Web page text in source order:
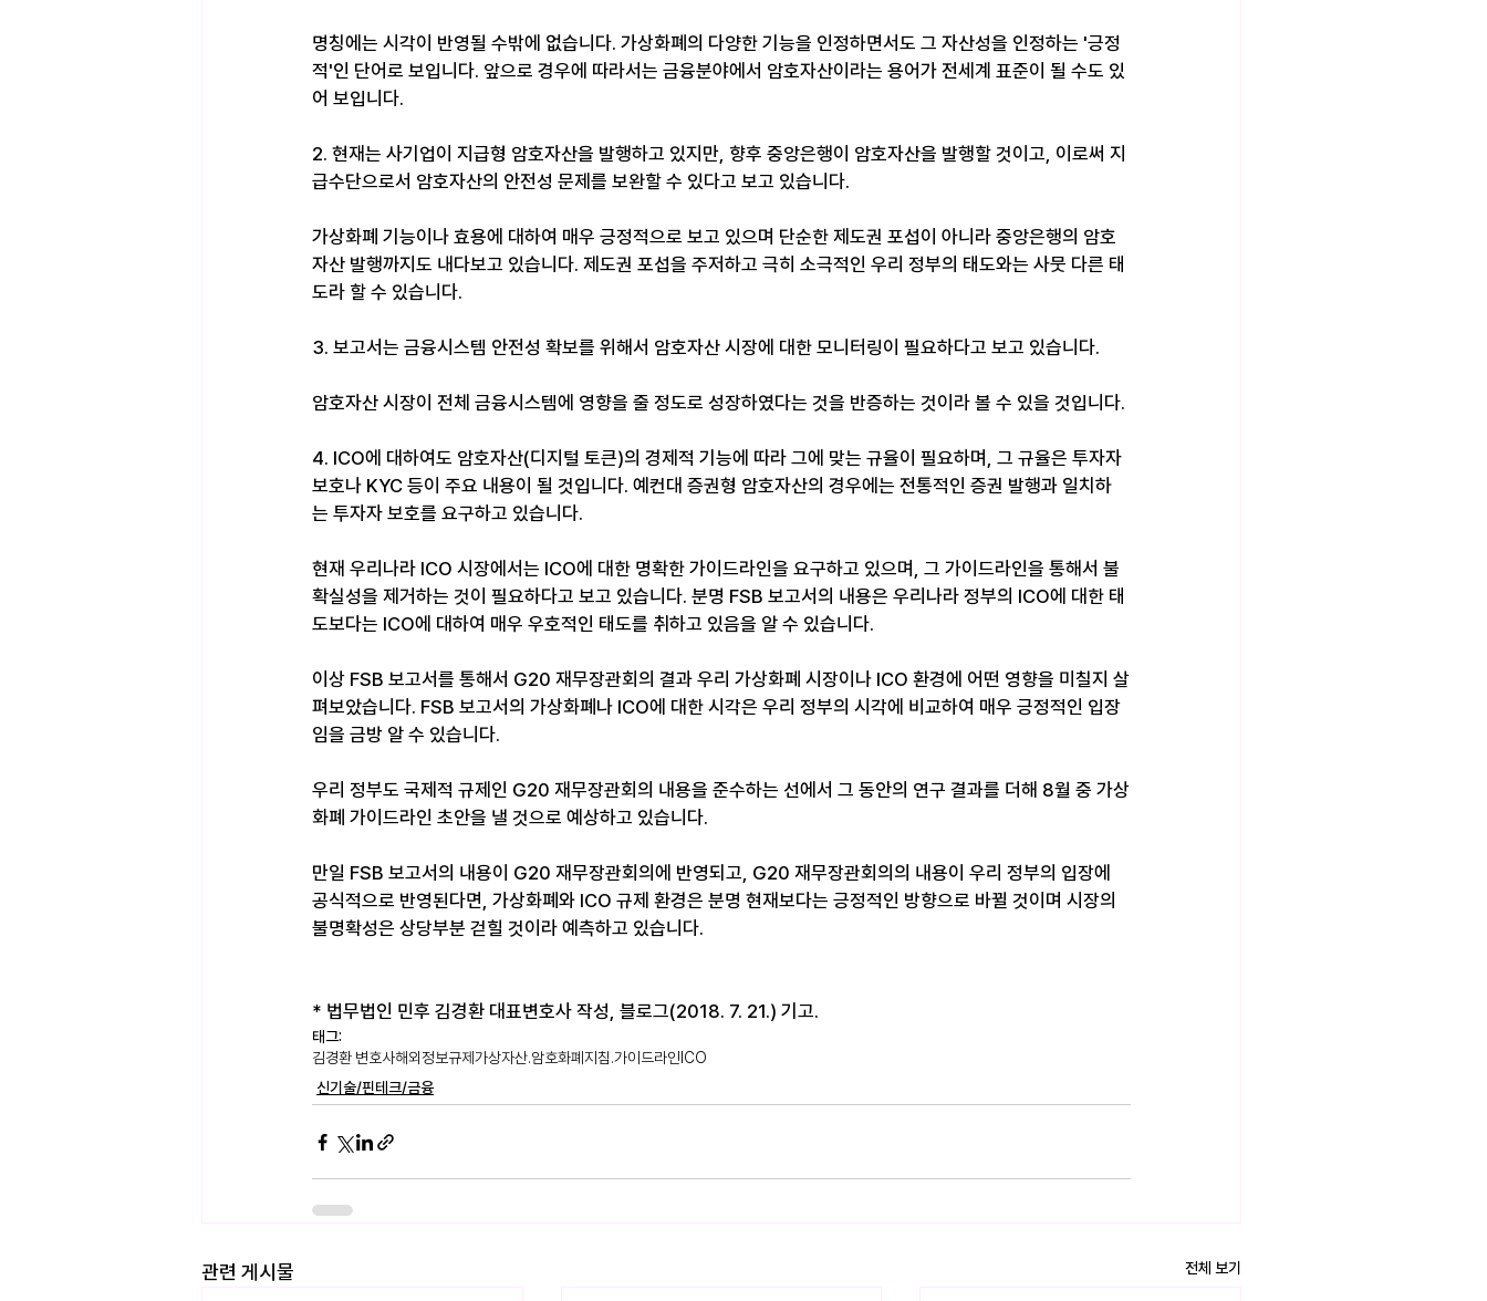
명칭에는 시각이 반영될 수밖에 없습니다. 가상화폐의 다양한 기능을 인정하면서도 그 자산성을 인정하는 '긍정
적'인 단어로 보입니다. 앞으로 경우에 따라서는 금융분야에서 암호자산이라는 용어가 전세계 표준이 될 수도 있
어 보입니다.
2. 현재는 사기업이 지급형 암호자산을 발행하고 있지만, 향후 중앙은행이 암호자산을 발행할 것이고, 이로써 지
급수단으로서 암호자산의 안전성 문제를 보완할 수 있다고 보고 있습니다.
가상화폐 기능이나 효용에 대하여 매우 긍정적으로 보고 있으며 단순한 제도권 포섭이 아니라 중앙은행의 암호
자산 발행까지도 내다보고 있습니다. 제도권 포섭을 주저하고 극히 소극적인 우리 정부의 태도와는 사뭇 다른 태
도라 할 수 있습니다.
3. 보고서는 금융시스템 안전성 확보를 위해서 암호자산 시장에 대한 모니터링이 필요하다고 보고 있습니다.
암호자산 시장이 전체 금융시스템에 영향을 줄 정도로 성장하였다는 것을 반증하는 것이라 볼 수 있을 것입니다.
4. ICO에 대하여도 암호자산(디지털 토큰)의 경제적 기능에 따라 그에 맞는 규율이 필요하며, 그 규율은 투자자
보호나 KYC 등이 주요 내용이 될 것입니다. 예컨대 증권형 암호자산의 경우에는 전통적인 증권 발행과 일치하
는 투자자 보호를 요구하고 있습니다.
현재 우리나라 ICO 시장에서는 ICO에 대한 명확한 가이드라인을 요구하고 있으며, 그 가이드라인을 통해서 불
확실성을 제거하는 것이 필요하다고 보고 있습니다. 분명 FSB 보고서의 내용은 우리나라 정부의 ICO에 대한 태
도보다는 ICO에 대하여 매우 우호적인 태도를 취하고 있음을 알 수 있습니다.
이상 FSB 보고서를 통해서 G20 재무장관회의 결과 우리 가상화폐 시장이나 ICO 환경에 어떤 영향을 미칠지 살
펴보았습니다. FSB 보고서의 가상화폐나 ICO에 대한 시각은 우리 정부의 시각에 비교하여 매우 긍정적인 입장
임을 금방 알 수 있습니다.
우리 정부도 국제적 규제인 G20 재무장관회의 내용을 준수하는 선에서 그 동안의 연구 결과를 더해 8월 중 가상
화폐 가이드라인 초안을 낼 것으로 예상하고 있습니다.
만일 FSB 보고서의 내용이 G20 재무장관회의에 반영되고, G20 재무장관회의의 내용이 우리 정부의 입장에
공식적으로 반영된다면, 가상화폐와 ICO 규제 환경은 분명 현재보다는 긍정적인 방향으로 바뀔 것이며 시장의
불명확성은 상당부분 걷힐 것이라 예측하고 있습니다.
* 법무법인 민후 김경환 대표변호사 작성, 블로그(2018. 7. 21.) 기고.
태그:
김경환 변호사해외정보규제가상자산.암호화폐 지침.가이드라인 ICO
신기술/핀테크/금융
관련 게시물 전체 보기